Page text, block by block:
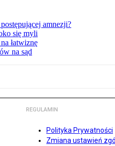
amnezji?
się myli
łatwiznę
na sąd
REGULAMIN
Polityka Prywatności
Zmiana ustawień